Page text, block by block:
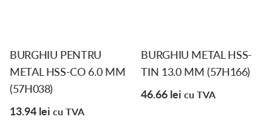
BURGHIU PENTRU
METAL HSS-CO 6.0 MM
(57H038)
13.94 lei cu TVA
BURGHIU METAL HSS-
TIN 13.0 MM (57H166)
46.66 lei cu TVA